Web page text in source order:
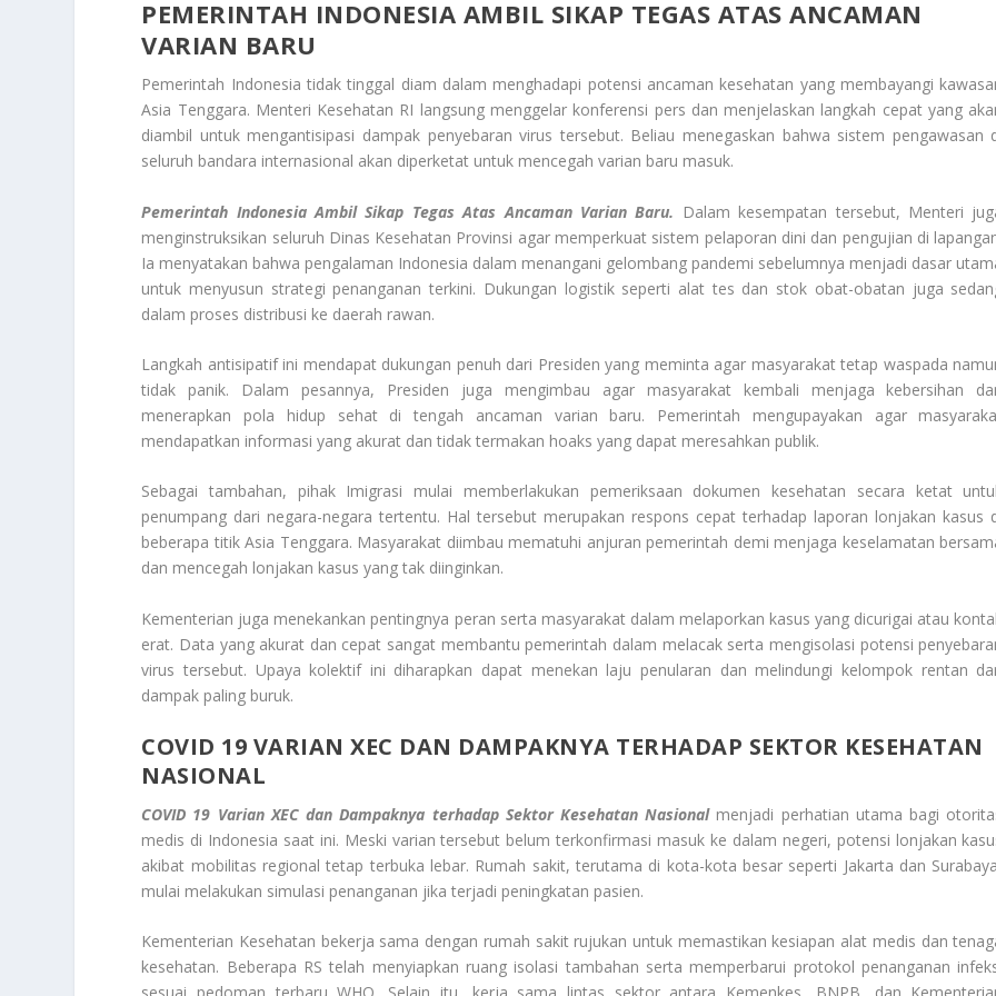
PEMERINTAH INDONESIA AMBIL SIKAP TEGAS ATAS ANCAMAN
VARIAN BARU
Pemerintah Indonesia tidak tinggal diam dalam menghadapi potensi ancaman kesehatan yang membayangi
Asia Tenggara. Menteri Kesehatan RI langsung menggelar konferensi pers dan menjelaskan langkah cepat yang
diambil untuk mengantisipasi dampak penyebaran virus tersebut. Beliau menegaskan bahwa sistem pengawasan
seluruh bandara internasional akan diperketat untuk mencegah varian baru masuk.
Pemerintah Indonesia Ambil Sikap Tegas Atas Ancaman Varian Baru. Dalam kesempatan tersebut, Menteri
menginstruksikan seluruh Dinas Kesehatan Provinsi agar memperkuat sistem pelaporan dini dan pengujian di
Ia menyatakan bahwa pengalaman Indonesia dalam menangani gelombang pandemi sebelumnya menjadi dasar
untuk menyusun strategi penanganan terkini. Dukungan logistik seperti alat tes dan stok obat-obatan juga
dalam proses distribusi ke daerah rawan.
Langkah antisipatif ini mendapat dukungan penuh dari Presiden yang meminta agar masyarakat tetap waspada
tidak panik. Dalam pesannya, Presiden juga mengimbau agar masyarakat kembali menjaga kebersihan
menerapkan pola hidup sehat di tengah ancaman varian baru. Pemerintah mengupayakan agar
mendapatkan informasi yang akurat dan tidak termakan hoaks yang dapat meresahkan publik.
Sebagai tambahan, pihak Imigrasi mulai memberlakukan pemeriksaan dokumen kesehatan secara ketat
penumpang dari negara-negara tertentu. Hal tersebut merupakan respons cepat terhadap laporan lonjakan kasus
beberapa titik Asia Tenggara. Masyarakat diimbau mematuhi anjuran pemerintah demi menjaga keselamatan
dan mencegah lonjakan kasus yang tak diinginkan.
Kementerian juga menekankan pentingnya peran serta masyarakat dalam melaporkan kasus yang dicurigai atau
erat. Data yang akurat dan cepat sangat membantu pemerintah dalam melacak serta mengisolasi potensi
virus tersebut. Upaya kolektif ini diharapkan dapat menekan laju penularan dan melindungi kelompok rentan
dampak paling buruk.
COVID 19 VARIAN XEC DAN DAMPAKNYA TERHADAP SEKTOR KESEHATAN
NASIONAL
COVID 19 Varian XEC dan Dampaknya terhadap Sektor Kesehatan Nasionalmenjadi perhatian utama bagi
medis di Indonesia saat ini. Meski varian tersebut belum terkonfirmasi masuk ke dalam negeri, potensi lonjakan
akibat mobilitas regional tetap terbuka lebar. Rumah sakit, terutama di kota-kota besar seperti Jakarta dan
mulai melakukan simulasi penanganan jika terjadi peningkatan pasien.
Kementerian Kesehatan bekerja sama dengan rumah sakit rujukan untuk memastikan kesiapan alat medis dan
kesehatan. Beberapa RS telah menyiapkan ruang isolasi tambahan serta memperbarui protokol penanganan